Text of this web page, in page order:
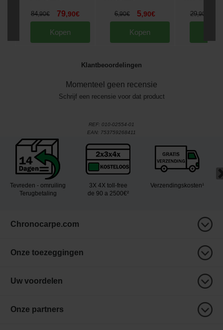
84,90€ 79,90€
Kopen
6,90€ 5,90€
Kopen
29,90
Klantbeoordelingen
Momenteel geen recensie
Schrijf een recensie voor dat product
REF: 010-02554-01
EAN: 753759268411
Tevreden - omruiling
Terugbetaling
3X 4X toll-free
de 90 a 2500€²
Verzendingskosten¹
Chronocarpe.com
Onze toezeggingen
Uw voordelen
Onze partners